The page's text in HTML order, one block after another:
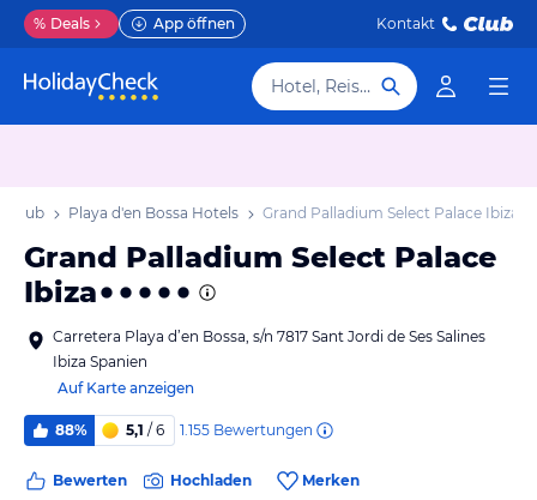
% Deals App öffnen Kontakt
Hotel, Reiseziel
Playa d'en Bossa Hotels Grand Palladium Select Palace Ibiza
Grand Palladium Select Palace
Ibiza
Carretera Playa d’en Bossa, s/n 7817 Sant Jordi de Ses Salines
Ibiza Spanien
Auf Karte anzeigen
88% 5,1 / 6 1.155 Bewertungen
Bewerten Hochladen Merken